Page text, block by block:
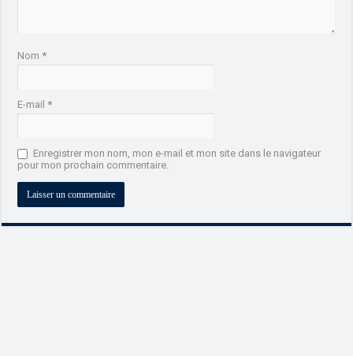
Nom*
E-mail*
Enregistrer mon nom, mon e-mail et mon site dans le navigateur
pour mon prochain commentaire.